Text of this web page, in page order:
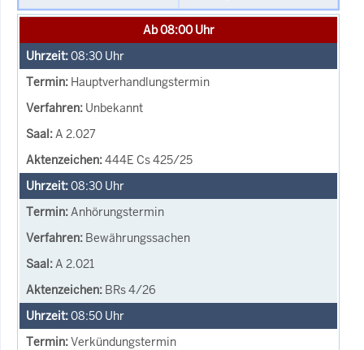
Ab 08:00 Uhr
08:30 Uhr
Hauptverhandlungstermin
Unbekannt
A 2.027
444E Cs 425/25
08:30 Uhr
Anhörungstermin
Bewährungssachen
A 2.021
BRs 4/26
08:50 Uhr
Verkündungstermin